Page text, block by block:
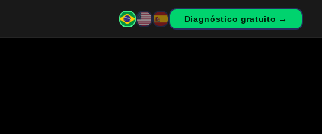
Diagnóstico gratuito →